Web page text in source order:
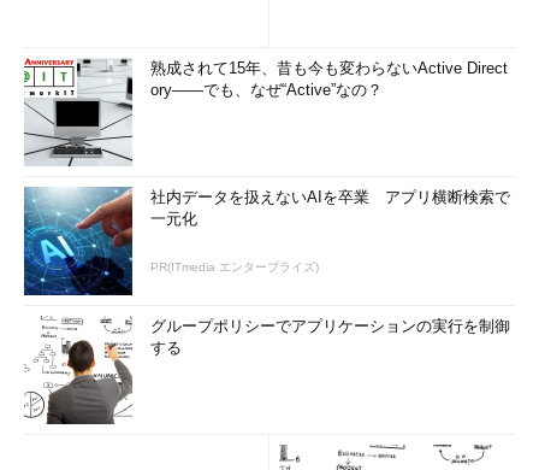
熟成されて15年、昔も今も変わらないActive Direct
ory――でも、なぜ“Active”なの？
社内データを扱えないAIを卒業 アプリ横断検索で
一元化
PR(ITmedia エンタープライズ)
グループポリシーでアプリケーションの実行を制御
する